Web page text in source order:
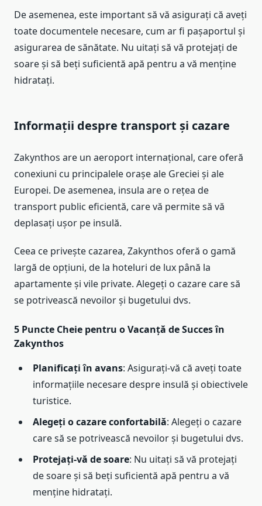
De asemenea, este important să vă asigurați că aveți
toate documentele necesare, cum ar fi pașaportul și
asigurarea de sănătate. Nu uitați să vă protejați de
soare și să beți suficientă apă pentru a vă menține
hidratați.
Informații despre transport și cazare
Zakynthos are un aeroport internațional, care oferă
conexiuni cu principalele orașe ale Greciei și ale
Europei. De asemenea, insula are o rețea de
transport public eficientă, care vă permite să vă
deplasați ușor pe insulă.
Ceea ce privește cazarea, Zakynthos oferă o gamă
largă de opțiuni, de la hoteluri de lux până la
apartamente și vile private. Alegeți o cazare care să
se potrivească nevoilor și bugetului dvs.
5 Puncte Cheie pentru o Vacanță de Succes în
Zakynthos
Planificați în avans: Asigurați-vă că aveți toate
informațiile necesare despre insulă și obiectivele
turistice.
Alegeți o cazare confortabilă: Alegeți o cazare
care să se potrivească nevoilor și bugetului dvs.
Protejați-vă de soare: Nu uitați să vă protejați
de soare și să beți suficientă apă pentru a vă
menține hidratați.